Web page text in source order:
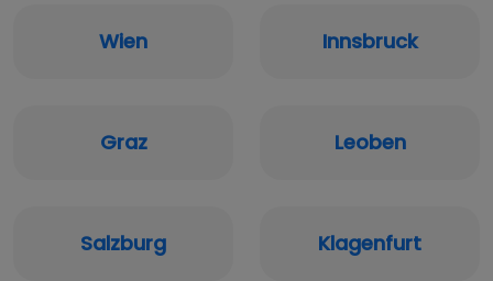
Wien Innsbruck
Graz Leoben
Salzburg Klagenfurt